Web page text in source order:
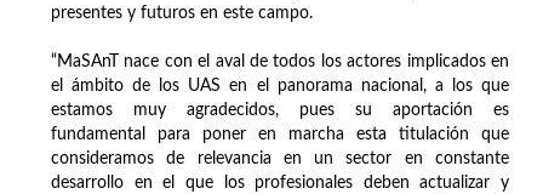
presentes y futuros en este campo.
“MaSAnT nace con el aval de todos los actores implicados en
el ámbito de los UAS en el panorama nacional, a los que
estamos muy agradecidos, pues su aportación es
fundamental para poner en marcha esta titulación que
consideramos de relevancia en un sector en constante
desarrollo en el que los profesionales deben actualizar y